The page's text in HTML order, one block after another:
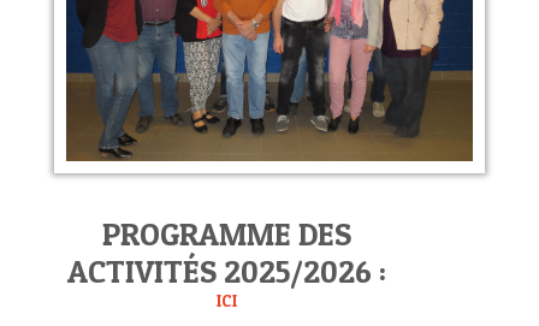
PROGRAMME DES
ACTIVITÉS 2025/2026 :
ICI